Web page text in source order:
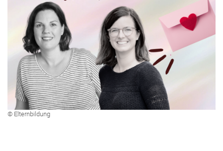
© Elternbildung